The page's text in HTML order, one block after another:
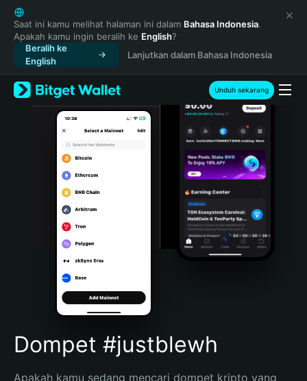
English
日本語
Tiếng Việt
Русский
Español (Latinoamérica)
Türkçe
Italiano
Português (Portugal)
Bahasa Indonesia
Português (Brasil)
Español (Argentina)
Saat ini kamu melihat halaman ini dalam Bahasa Indonesia.
Apakah kamu ingin beralih ke English?
Beralih ke
English
Lanjutkan dalam Bahasa Indonesia
Unduh sekarang
Dompet #justblewh
Apakah kamu sedang mencari dompet kripto yang